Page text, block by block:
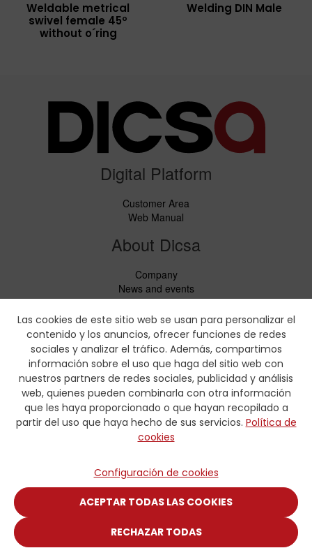
Las cookies de este sitio web se usan para personalizar el
contenido y los anuncios, ofrecer funciones de redes
sociales y analizar el tráfico. Además, compartimos
información sobre el uso que haga del sitio web con
nuestros partners de redes sociales, publicidad y análisis
web, quienes pueden combinarla con otra información
que les haya proporcionado o que hayan recopilado a
partir del uso que haya hecho de sus servicios. Política de
cookies
Configuración de cookies
ACEPTAR TODAS LAS COOKIES
RECHAZAR TODAS
Weldable metrical
swivel female 45º
without o´ring
Welding DIN Male
Digital Platform
Customer Area
Web Manual
About Dicsa
Company
News and events
Services
Code of Conduct
Social responsability
CbC Report
Downloads
Price lists and leaflets
Certificates
Crimping charts
Hydraulic Forms
Contact
Contact
© COPYRIGHT 2025 DISTRIBUIDORA INTERNACIONAL CARMEN,